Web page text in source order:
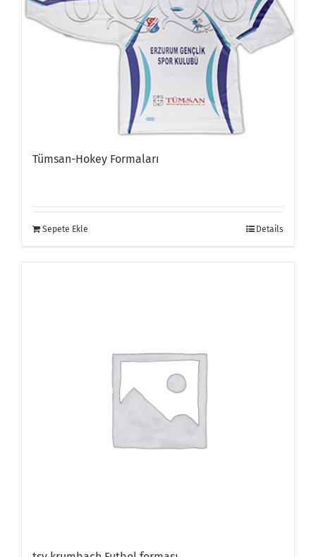
Tümsan-Hokey Formaları
Sepete Ekle Details